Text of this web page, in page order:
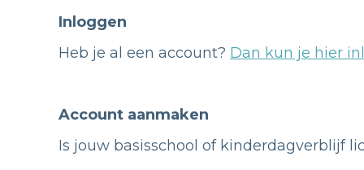
Inloggen
Heb je al een account? Dan kun je hier
Account aanmaken
Is jouw basisschool of kinderdagverblijf